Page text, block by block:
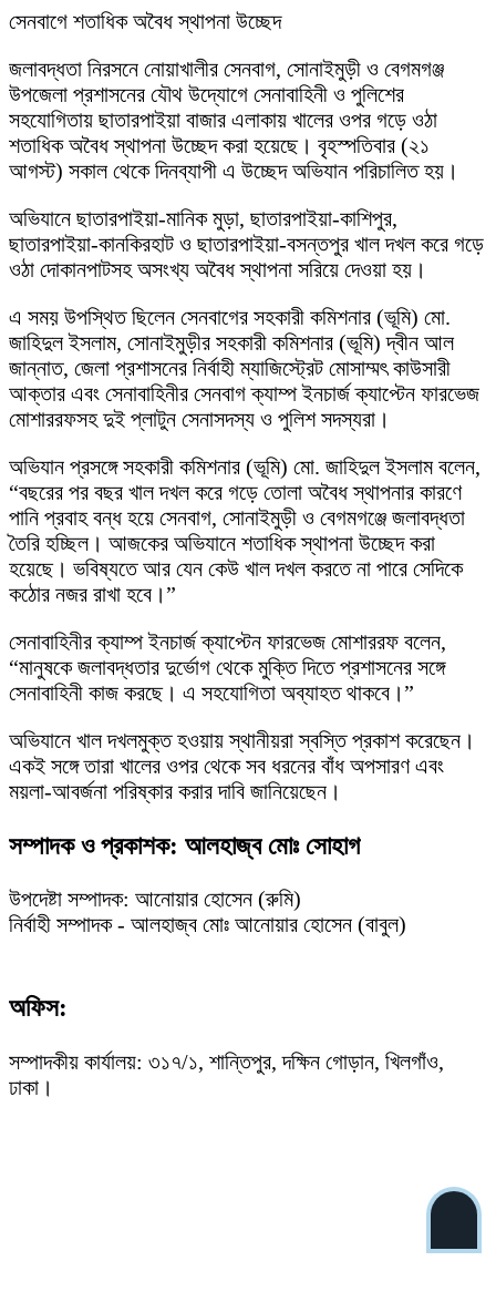
সেনবাগে শতাধিক অবৈধ স্থাপনা উচ্ছেদ
জলাবদ্ধতা নিরসনে নোয়াখালীর সেনবাগ, সোনাইমুড়ী ও বেগমগঞ্জ
উপজেলা প্রশাসনের যৌথ উদ্যোগে সেনাবাহিনী ও পুলিশের
সহযোগিতায় ছাতারপাইয়া বাজার এলাকায় খালের ওপর গড়ে ওঠা
শতাধিক অবৈধ স্থাপনা উচ্ছেদ করা হয়েছে। বৃহস্পতিবার (২১
আগস্ট) সকাল থেকে দিনব্যাপী এ উচ্ছেদ অভিযান পরিচালিত হয়।
অভিযানে ছাতারপাইয়া-মানিক মুড়া, ছাতারপাইয়া-কাশিপুর,
ছাতারপাইয়া-কানকিরহাট ও ছাতারপাইয়া-বসন্তপুর খাল দখল করে গড়ে
ওঠা দোকানপাটসহ অসংখ্য অবৈধ স্থাপনা সরিয়ে দেওয়া হয়।
এ সময় উপস্থিত ছিলেন সেনবাগের সহকারী কমিশনার (ভূমি) মো.
জাহিদুল ইসলাম, সোনাইমুড়ীর সহকারী কমিশনার (ভূমি) দ্বীন আল
জান্নাত, জেলা প্রশাসনের নির্বাহী ম্যাজিস্ট্রেট মোসাম্মৎ কাউসারী
আক্তার এবং সেনাবাহিনীর সেনবাগ ক্যাম্প ইনচার্জ ক্যাপ্টেন ফারভেজ
মোশাররফসহ দুই প্লাটুন সেনাসদস্য ও পুলিশ সদস্যরা।
অভিযান প্রসঙ্গে সহকারী কমিশনার (ভূমি) মো. জাহিদুল ইসলাম বলেন,
“বছরের পর বছর খাল দখল করে গড়ে তোলা অবৈধ স্থাপনার কারণে
পানি প্রবাহ বন্ধ হয়ে সেনবাগ, সোনাইমুড়ী ও বেগমগঞ্জে জলাবদ্ধতা
তৈরি হচ্ছিল। আজকের অভিযানে শতাধিক স্থাপনা উচ্ছেদ করা
হয়েছে। ভবিষ্যতে আর যেন কেউ খাল দখল করতে না পারে সেদিকে
কঠোর নজর রাখা হবে।”
সেনাবাহিনীর ক্যাম্প ইনচার্জ ক্যাপ্টেন ফারভেজ মোশাররফ বলেন,
“মানুষকে জলাবদ্ধতার দুর্ভোগ থেকে মুক্তি দিতে প্রশাসনের সঙ্গে
সেনাবাহিনী কাজ করছে। এ সহযোগিতা অব্যাহত থাকবে।”
অভিযানে খাল দখলমুক্ত হওয়ায় স্থানীয়রা স্বস্তি প্রকাশ করেছেন।
একই সঙ্গে তারা খালের ওপর থেকে সব ধরনের বাঁধ অপসারণ এবং
ময়লা-আবর্জনা পরিষ্কার করার দাবি জানিয়েছেন।
সম্পাদক ও প্রকাশক: আলহাজ্ব মোঃ সোহাগ
উপদেষ্টা সম্পাদক: আনোয়ার হোসেন (রুমি)
নির্বাহী সম্পাদক - আলহাজ্ব মোঃ আনোয়ার হোসেন (বাবুল)
অফিস:
সম্পাদকীয় কার্যালয়: ৩১৭/১, শান্তিপুর, দক্ষিন গোড়ান, খিলগাঁও,
ঢাকা।